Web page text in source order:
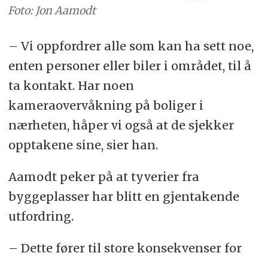
Foto: Jon Aamodt
– Vi oppfordrer alle som kan ha sett noe,
enten personer eller biler i området, til å
ta kontakt. Har noen
kameraovervåkning på boliger i
nærheten, håper vi også at de sjekker
opptakene sine, sier han.
Aamodt peker på at tyverier fra
byggeplasser har blitt en gjentakende
utfordring.
– Dette fører til store konsekvenser for